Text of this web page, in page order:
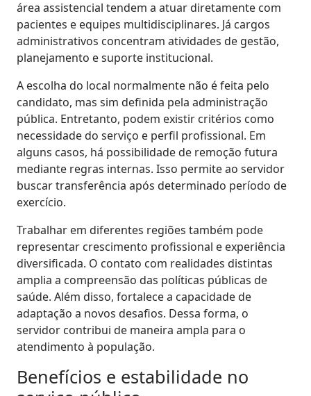
área assistencial tendem a atuar diretamente com
pacientes e equipes multidisciplinares. Já cargos
administrativos concentram atividades de gestão,
planejamento e suporte institucional.
A escolha do local normalmente não é feita pelo
candidato, mas sim definida pela administração
pública. Entretanto, podem existir critérios como
necessidade do serviço e perfil profissional. Em
alguns casos, há possibilidade de remoção futura
mediante regras internas. Isso permite ao servidor
buscar transferência após determinado período de
exercício.
Trabalhar em diferentes regiões também pode
representar crescimento profissional e experiência
diversificada. O contato com realidades distintas
amplia a compreensão das políticas públicas de
saúde. Além disso, fortalece a capacidade de
adaptação a novos desafios. Dessa forma, o
servidor contribui de maneira ampla para o
atendimento à população.
Benefícios e estabilidade no